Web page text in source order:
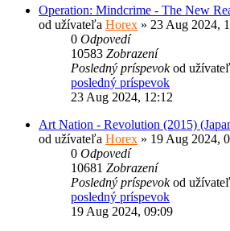
Operation: Mindcrime - The New
od užívateľa Horex » 23 Aug 2024,
0 Odpovedí
10583 Zobrazení
Posledný príspevokod
posledný príspevok
23 Aug 2024, 12:12
Art Nation - Revolution (2015)
od užívateľa Horex » 19 Aug 2024,
0 Odpovedí
10681 Zobrazení
Posledný príspevokod
posledný príspevok
19 Aug 2024, 09:09